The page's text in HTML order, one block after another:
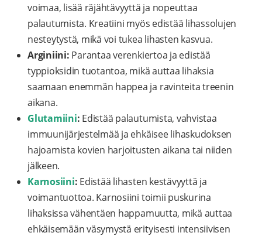
voimaa, lisää räjähtävyyttä ja nopeuttaa
palautumista. Kreatiini myös edistää lihassolujen
nesteytystä, mikä voi tukea lihasten kasvua.
Arginiini: Parantaa verenkiertoa ja edistää
typpioksidin tuotantoa, mikä auttaa lihaksia
saamaan enemmän happea ja ravinteita treenin
aikana.
Glutamiini: Edistää palautumista, vahvistaa
immuunijärjestelmää ja ehkäisee lihaskudoksen
hajoamista kovien harjoitusten aikana tai niiden
jälkeen.
Karnosiini: Edistää lihasten kestävyyttä ja
voimantuottoa. Karnosiini toimii puskurina
lihaksissa vähentäen happamuutta, mikä auttaa
ehkäisemään väsymystä erityisesti intensiivisen